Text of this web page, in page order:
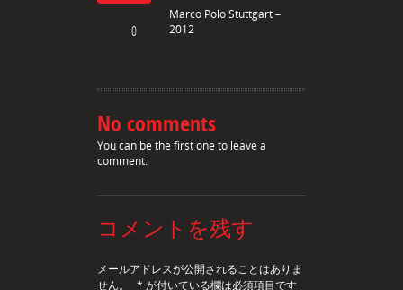
0
Marco Polo Stuttgart –
2012
No comments
You can be the first one to leave a
comment.
コメントを残す
メールアドレスが公開されることはありま
せん。
* が付いている欄は必須項目です